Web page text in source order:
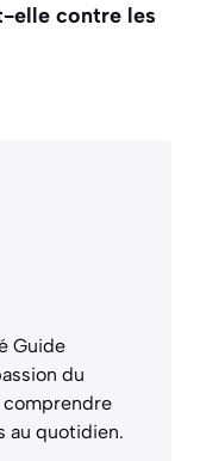
elle contre les
Guide
du
comprendre
au quotidien.